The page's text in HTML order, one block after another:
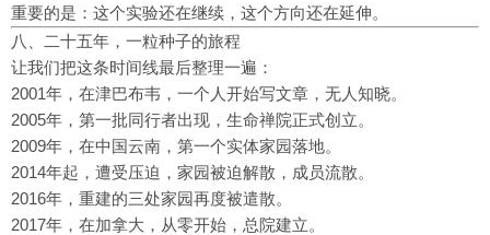
重要的是：这个实验还在继续，这个方向还在延伸。
八、二十五年，一粒种子的旅程
让我们把这条时间线最后整理一遍：
2001年，在津巴布韦，一个人开始写文章，无人知晓。
2005年，第一批同行者出现，生命禅院正式创立。
2009年，在中国云南，第一个实体家园落地。
2014年起，遭受压迫，家园被迫解散，成员流散。
2016年，重建的三处家园再度被遣散。
2017年，在加拿大，从零开始，总院建立。